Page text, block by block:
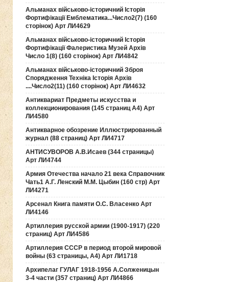
Альманах військово-історичний Історія
Фортифікації Емблематика...Число2(7) (160
сторінок) Арт ЛИ4629
Альманах військово-історичний Історія
Фортифікації Фалеристика Музей Архів
Число 1(8) (160 сторінок) Арт ЛИ4842
Альманах військово-історичний Зброя
Спорядження Техніка Історія Архів
....Число2(11) (160 сторінок) Арт ЛИ4632
Антиквариат Предметы искусства и
коллекционирования (145 страниц А4) Арт
ЛИ4580
Антикварное обозрение Иллюстрированный
журнал (88 страниц) Арт ЛИ4717
АНТИСУВОРОВ А.В.Исаев (344 страницы)
Арт ЛИ4744
Армия Отечества начало 21 века Справочник
Чать1 А.Г. Ленский М.М. Цыбин (160 стр) Арт
ЛИ4271
Арсенал Книга памяти О.С. Власенко Арт
ЛИ4146
Артиллерия русской армии (1900-1917) (220
страниц) Арт ЛИ4586
Артиллерия СССР в период второй мировой
войны (63 страницы, А4) Арт ЛИ1718
Архипелаг ГУЛАГ 1918-1956 А.Солженицын
3-4 части (357 страниц) Арт ЛИ4866